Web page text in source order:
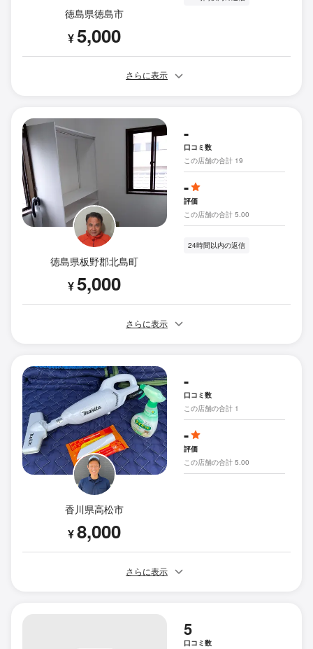
徳島県徳島市
¥5,000
さらに表示
徳島県板野郡北島町
¥5,000
-
口コミ数
この店舗の合計 19
-
評価
この店舗の合計 5.00
24時間以内の返信
さらに表示
香川県高松市
¥8,000
-
口コミ数
この店舗の合計 1
-
評価
この店舗の合計 5.00
さらに表示
5
口コミ数